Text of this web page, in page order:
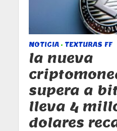
NOTICIA • TEXTURAS FF
la nueva
supera a
lleva 4
dolares